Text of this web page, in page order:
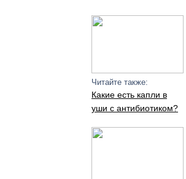
Читайте также:
Какие есть капли в
уши с антибиотиком?